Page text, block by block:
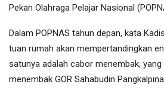
Pekan Olahraga Pelajar Nasional
Dalam POPNAS tahun depan, kata
tuan rumah akan mempertandingkan
satunya adalah cabor menembak, yang
menembak GOR Sahabudin